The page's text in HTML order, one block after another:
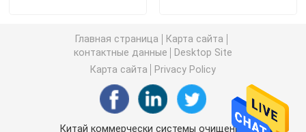
Пакет водоочистной станции
Водоочистка фильтров мультимедиа
Водоросль ЭДИ
Главная страница
Карта сайта
контактные данные
Desktop Site
Карта сайта
Privacy Policy
Китай коммерчески системы очищения